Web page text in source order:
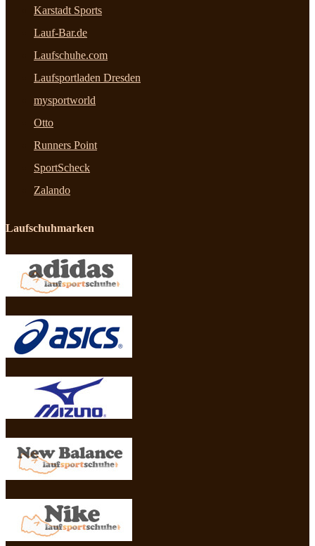
Karstadt Sports
Lauf-Bar.de
Laufschuhe.com
Laufsportladen Dresden
mysportworld
Otto
Runners Point
SportScheck
Zalando
Laufschuhmarken